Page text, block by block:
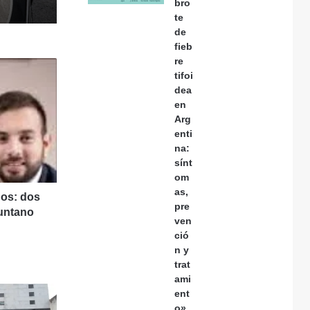
dos
bro
te
de
fieb
re
tifoi
dea
en
Arg
enti
na:
sínt
om
as,
pre
ven
ció
n y
trat
ami
ent